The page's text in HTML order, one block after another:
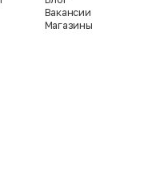
Вакансии
Магазины